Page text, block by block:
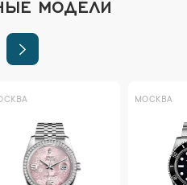
МОДЕЛИ
МОСКВА